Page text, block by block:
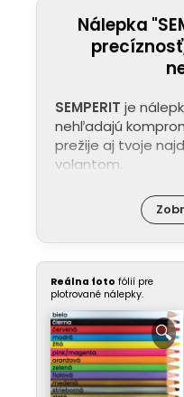
Nálepka
SEMPERIT je
nehľadajú
prežije aj tvoje
volantom.
Reálna foto fólií pre
plotrované nálepky.